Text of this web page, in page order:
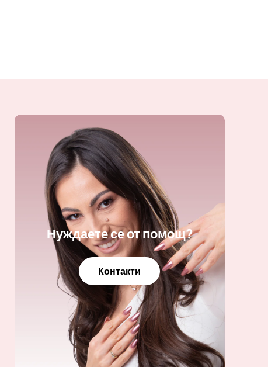
Нуждаете се от помощ?
Контакти